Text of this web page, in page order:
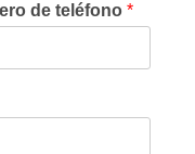
de teléfono*